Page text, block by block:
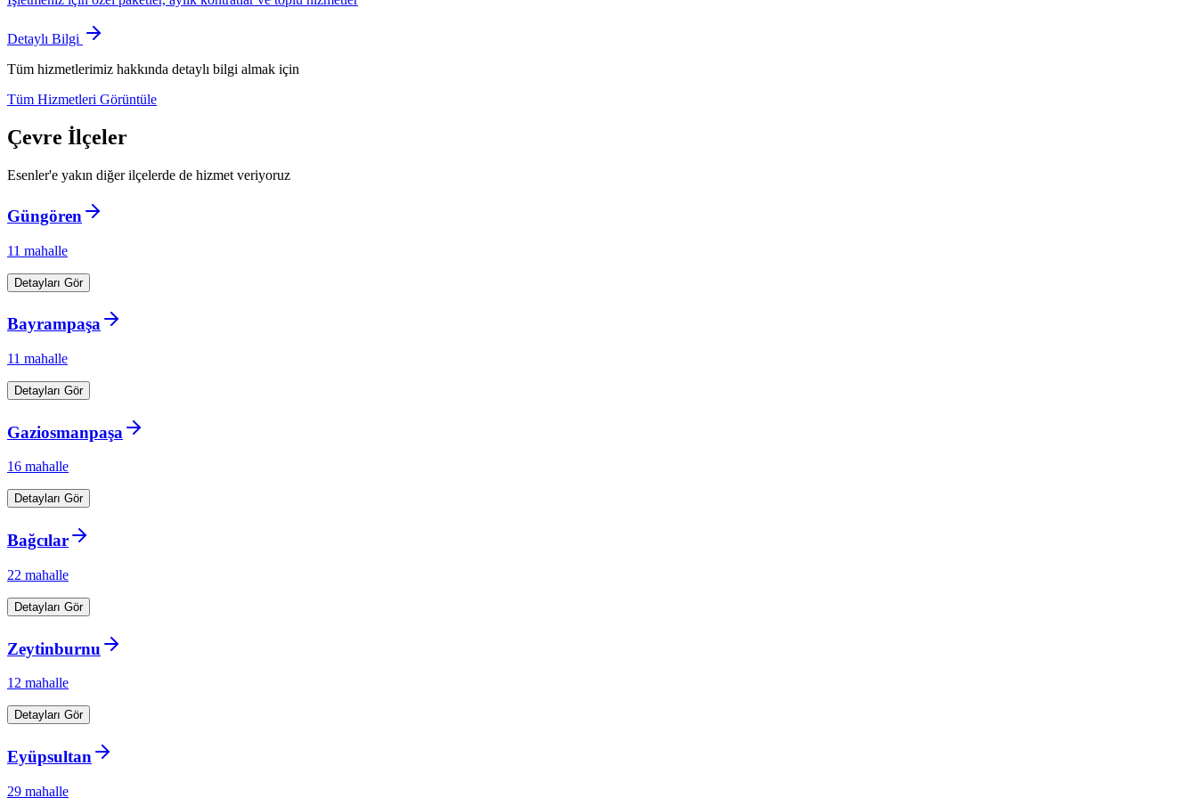
Detaylı Bilgi
Tüm hizmetlerimiz hakkında detaylı bilgi almak için
Tüm Hizmetleri Görüntüle
Çevre İlçeler
Esenler'e yakın diğer ilçelerde de hizmet veriyoruz
Güngören
11 mahalle
Detayları Gör
Bayrampaşa
11 mahalle
Detayları Gör
Gaziosmanpaşa
16 mahalle
Detayları Gör
Bağcılar
22 mahalle
Detayları Gör
Zeytinburnu
12 mahalle
Detayları Gör
Eyüpsultan
29 mahalle